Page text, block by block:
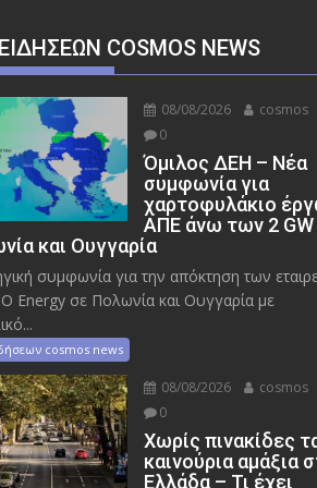
COSMOS NEWS
08/08/2026
cosmos
0
Όμιλος ΔΕΗ – Νέα
συμφωνία για
χαρτοφυλάκιο
ΑΠΕ άνω των 2
και Ουγγαρία
συμφωνία για την απόκτηση των
Energy σε Πολωνία και Ουγγαρία με
cosmos news
08/08/2026
cosmos
0
Χωρίς πινακίδες
καινούρια αμάξια
Ελλάδα – Τι έχει